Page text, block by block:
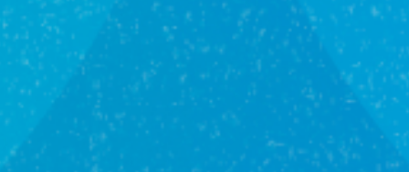
8 900 000₽
135.1 м² этаж
Абинский р-н
г Абинск, ул Сиреневая, д 32